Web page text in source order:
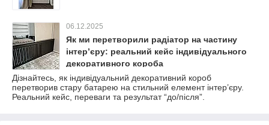
06.12.2025
Як ми перетворили радіатор на частину
інтер’єру: реальний кейс індивідуального
декоративного короба
Дізнайтесь, як індивідуальний декоративний короб
перетворив стару батарею на стильний елемент інтер’єру.
Реальний кейс, переваги та результат “до/після”.